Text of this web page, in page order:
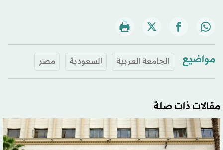
مواضيع الجامعة العربية السعودية مصر
مقالات ذات صلة